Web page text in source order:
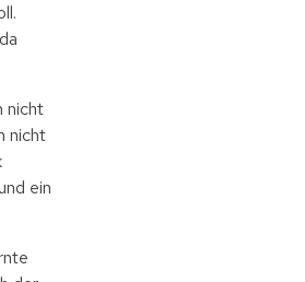
nicht
nicht
ein